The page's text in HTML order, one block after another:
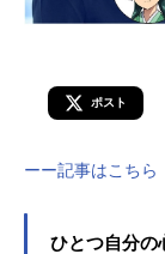
ポスト
ーー記事はこちら
ひとつ自分の